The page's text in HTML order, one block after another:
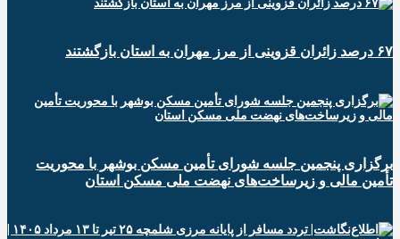
۶۷ درصد زائران قزوینی از مرز مهران به استان بازگشتند
برگزاری پنجمین جلسه شورای تأمین مسکن بوشهر با محوریت
تأمین مالی و زیرساخت‌های نهضت ملی مسکن استان